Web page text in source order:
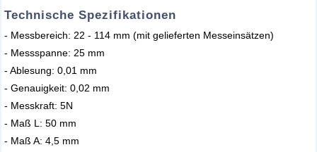
Technische Spezifikationen
- Messbereich: 22 - 114 mm (mit gelieferten Messeinsätzen)
- Messspanne: 25 mm
- Ablesung: 0,01 mm
- Genauigkeit: 0,02 mm
- Messkraft: 5N
- Maß L: 50 mm
- Maß A: 4,5 mm